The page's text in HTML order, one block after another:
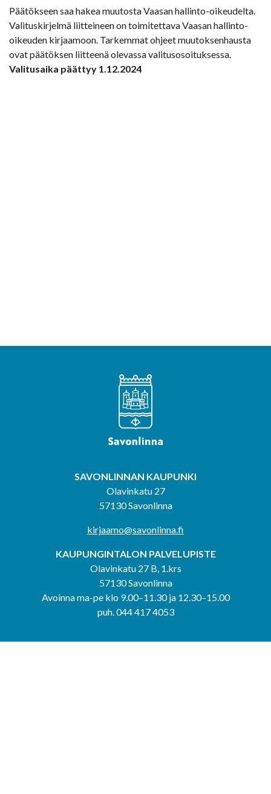
Päätökseen saa hakea muutosta Vaasan hallinto-oikeudelta.
Valituskirjelmä liitteineen on toimitettava Vaasan hallinto-
oikeuden kirjaamoon. Tarkemmat ohjeet muutoksenhausta
ovat päätöksen liitteenä olevassa valitusosoituksessa.
Valitusaika päättyy 1.12.2024
SAVONLINNAN KAUPUNKI
Olavinkatu 27
57130 Savonlinna
kirjaamo@savonlinna.fi
KAUPUNGINTALON PALVELUPISTE
Olavinkatu 27 B, 1.krs
57130 Savonlinna
Avoinna ma-pe klo 9.00–11.30 ja 12.30–15.00
puh. 044 417 4053